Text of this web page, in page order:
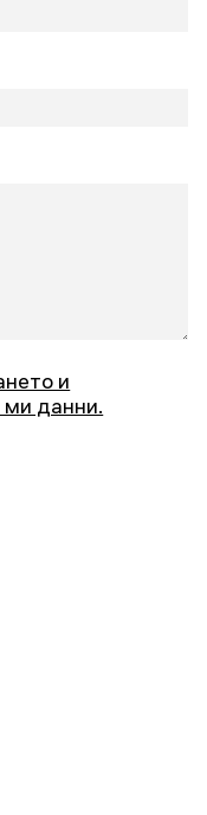
и
ми данни.